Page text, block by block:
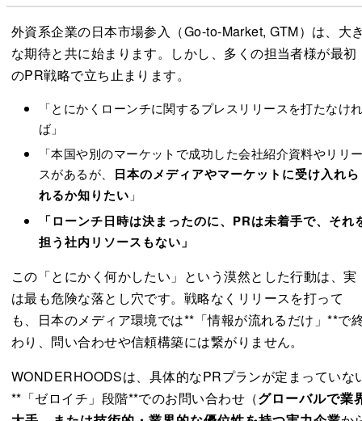
外資系企業の日本市場参入（Go-to-Market, GTM）は、大
な期待と共に始まります。しかし、多くの担当者様が最初
のPR戦略で立ち止まります。
「とにかくローンチに関するプレスリリースを打たなけ
ば」
「本国や別のマーケットで成功した会社紹介資料やリリ
スがあるが、
日本のメディアやマーケットに受け入れら
れるか知りたい 」
「ローンチ日時は決まったのに、PRは未着手で、それ
担う社内リソースもない」
この「とにかく何かしたい」という漠然とした行動は、実
は最も危険な落とし穴です。戦略なくリリースを打って
も、日本のメディア環境では**「情報が流れるだけ」**で
わり、問い合わせや信頼構築には繋がりません。
WONDERHOODSは、具体的なPRプランが定まっていな
**「ゼロイチ」段階**でのお問い合わせ（グローバルで業